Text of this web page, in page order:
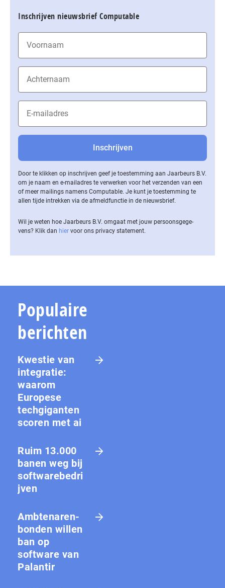
Inschrijven nieuwsbrief Computable
Door te klikken op inschrijven geef je toestemming aan Jaarbeurs B.V.
om je naam en e-mailadres te verwerken voor het verzenden van een
of meer mailings namens Computable. Je kunt je toestemming te
allen tijde intrekken via de af­meld­func­tie in de nieuwsbrief.
Wil je weten hoe Jaarbeurs B.V. omgaat met jouw per­soons­ge­ge­
vens? Klik dan hier voor ons privacy statement.
Populaire
berichten
Kwestie van
integratie:
waarom
Europese
techgiganten
scoren met ai
Ruim 13.000
banen weg bij
softwarebedri
jven
Amb­te­na­ren­
bon­den willen
ban op
software van
Palantir